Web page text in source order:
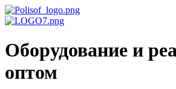
Оборудование и
оптом